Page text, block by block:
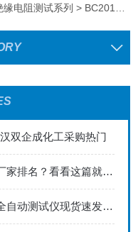
缘电阻测试系列 > BC2010双显绝缘电阻测试仪
双企成化工采购热门
不知道全国异频介损测试仪的厂家排名？看看这篇就明白了
武汉特高压电力：变压器变比全自动测试仪现货速发，保障变压器精准检测​